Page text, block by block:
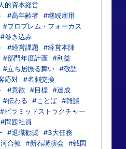
的資本経営
#高年齢者 #継続雇用
#プロブレム・フォーカス
#巻き込み
#経営課題
#経営本陣
#部門年度計画 #利益
#立ち居振る舞い #敬語
応対 #名刺交換
#意欲 #目標 #達成
#伝わる #ことば #雑談
#ピラミッドストラクチャー
#問題社員
#退職勧奨 #3大任務
合敦 #新春講演会 #戦国